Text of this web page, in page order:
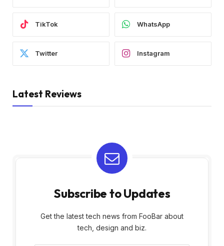
TikTok WhatsApp
Twitter Instagram
Latest Reviews
Subscribe to Updates
Get the latest tech news from FooBar about
tech, design and biz.